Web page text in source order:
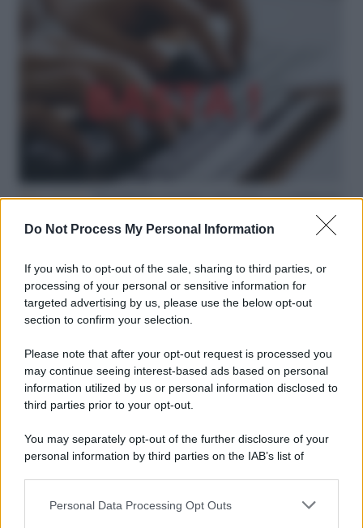
Do Not Process My Personal Information
If you wish to opt-out of the sale, sharing to third parties, or
processing of your personal or sensitive information for
targeted advertising by us, please use the below opt-out
section to confirm your selection.
Please note that after your opt-out request is processed you
may continue seeing interest-based ads based on personal
information utilized by us or personal information disclosed to
third parties prior to your opt-out.
You may separately opt-out of the further disclosure of your
personal information by third parties on the IAB’s list of
This information may also be disclosed by us to third parties
Personal Data Processing Opt Outs
Hate speech /Piattaforme sessiste e misogine: la solidarietà
redazione
L'editoriale /Le mostruose donne dell'Odissea di Nolan
L'editoriale /Riecco il “patto Meloni – Schlein”. Contro i
deepfake in campagna elettorale. Questa volta funzionerà?
La storia /Le 10 maestre che già 120 anni fa ottennero, per
10 mesi, il diritto di voto